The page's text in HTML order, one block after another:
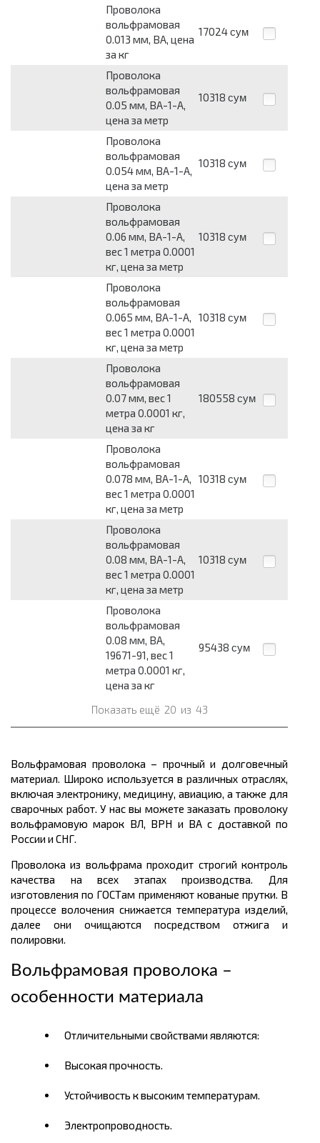
Проволока
вольфрамовая
0.013 мм, ВА, цена
за кг
17024 сум
Проволока
вольфрамовая
0.05 мм, ВА-1-А,
цена за метр
10318 сум
Проволока
вольфрамовая
0.054 мм, ВА-1-А,
цена за метр
10318 сум
Проволока
вольфрамовая
0.06 мм, ВА-1-А,
вес 1 метра 0.0001
кг, цена за метр
10318 сум
Проволока
вольфрамовая
0.065 мм, ВА-1-А,
вес 1 метра 0.0001
кг, цена за метр
10318 сум
Проволока
вольфрамовая
0.07 мм, вес 1
метра 0.0001 кг,
цена за кг
180558 сум
Проволока
вольфрамовая
0.078 мм, ВА-1-А,
вес 1 метра 0.0001
кг, цена за метр
10318 сум
Проволока
вольфрамовая
0.08 мм, ВА-1-А,
вес 1 метра 0.0001
кг, цена за метр
10318 сум
Проволока
вольфрамовая
0.08 мм, ВА,
19671-91, вес 1
метра 0.0001 кг,
цена за кг
95438 сум
Показать ещё 20 из 43
Вольфрамовая проволока – прочный и долговечный
материал. Широко используется в различных отраслях,
включая электронику, медицину, авиацию, а также для
сварочных работ. У нас вы можете заказать проволоку
вольфрамовую марок ВЛ, ВРН и ВА с доставкой по
России и СНГ.
Проволока из вольфрама проходит строгий контроль
качества на всех этапах производства. Для
изготовления по ГОСТам применяют кованые прутки. В
процессе волочения снижается температура изделий,
далее они очищаются посредством отжига и
полировки.
Вольфрамовая проволока –
особенности материала
Отличительными свойствами являются:
Высокая прочность.
Устойчивость к высоким температурам.
Электропроводность.